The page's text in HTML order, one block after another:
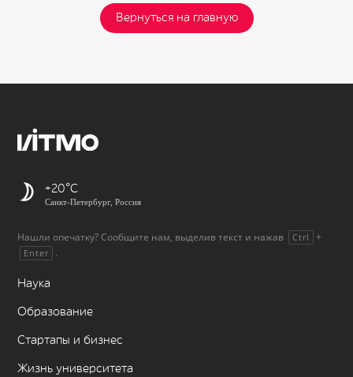
Вернуться на главную
+20
Санкт-Петербург, Россия
Нашли опечатку? Сообщите нам, выделив текст и нажав Ctrl +
Enter .
Наука
Образование
Стартапы и бизнес
Жизнь университета